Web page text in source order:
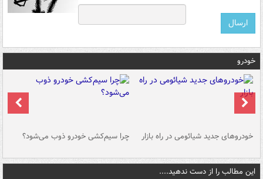
خودرو
خودروهای جدید شیائومی در راه بازار چرا سیم‌کشی خودرو ذوب می‌شود؟
این مطالب را از دست ندهید....